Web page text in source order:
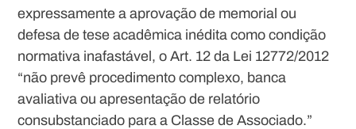
expressamente a aprovação de memorial ou
defesa de tese acadêmica inédita como condição
normativa inafastável, o Art. 12 da Lei 12772/2012
“não prevê procedimento complexo, banca
avaliativa ou apresentação de relatório
consubstanciado para a Classe de Associado.”